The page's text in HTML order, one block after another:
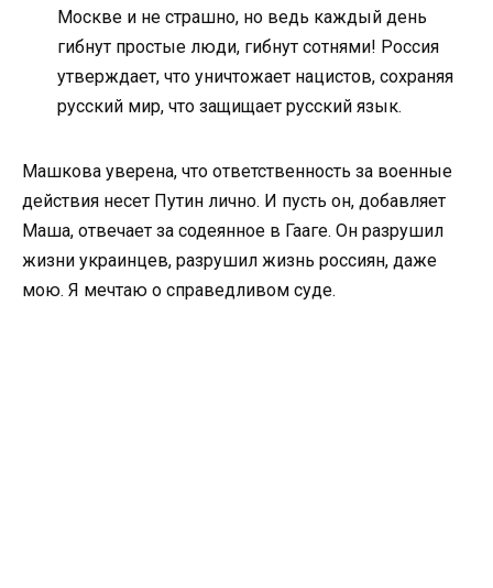
Москве и не страшно, но ведь каждый день
гибнут простые люди, гибнут сотнями! Россия
утверждает, что уничтожает нацистов, сохраняя
русский мир, что защищает русский язык.
Машкова уверена, что ответственность за военные
действия несет Путин лично. И пусть он, добавляет
Маша, отвечает за содеянное в Гааге. Он разрушил
жизни украинцев, разрушил жизнь россиян, даже
мою. Я мечтаю о справедливом суде.